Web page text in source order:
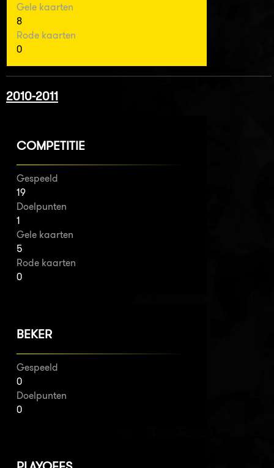
Gele kaarten
8
Rode kaarten
0
2010-2011
COMPETITIE
Gespeeld
19
Doelpunten
1
Gele kaarten
5
Rode kaarten
0
BEKER
Gespeeld
0
Doelpunten
0